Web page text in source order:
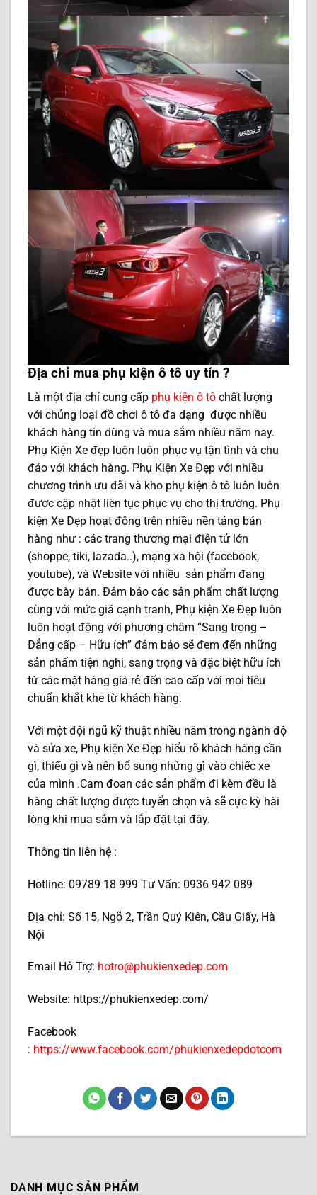
Địa chỉ mua phụ kiện ô tô uy tín ?
Là một địa chỉ cung cấp phụ kiện ô tô chất lượng
với chủng loại đồ chơi ô tô đa dạng được nhiều
khách hàng tin dùng và mua sắm nhiều năm nay.
Phụ Kiện Xe đẹp luôn luôn phục vụ tận tình và chu
đáo với khách hàng. Phụ Kiện Xe Đẹp với nhiều
chương trình ưu đãi và kho phụ kiện ô tô luôn luôn
được cập nhật liên tục phục vụ cho thị trường. Phụ
kiện Xe Đẹp hoạt động trên nhiều nền tảng bán
hàng như : các trang thương mại điện tử lớn
(shoppe, tiki, lazada..), mạng xa hội (facebook,
youtube), và Website với nhiều sản phẩm đang
được bày bán. Đảm bảo các sản phẩm chất lượng
cùng với mức giá cạnh tranh, Phụ kiện Xe Đẹp luôn
luôn hoạt động với phương châm “Sang trọng –
Đẳng cấp – Hữu ích” đảm bảo sẽ đem đến những
sản phẩm tiện nghi, sang trọng và đặc biệt hữu ích
từ các mặt hàng giá rẻ đến cao cấp với mọi tiêu
chuẩn khắt khe từ khách hàng.
Với một đội ngũ kỹ thuật nhiều năm trong ngành độ
và sửa xe, Phụ kiện Xe Đẹp hiểu rõ khách hàng cần
gì, thiếu gì và nên bổ sung những gì vào chiếc xe
của mình .Cam đoan các sản phẩm đi kèm đều là
hàng chất lượng được tuyển chọn và sẽ cực kỳ hài
lòng khi mua sắm và lắp đặt tại đây.
Thông tin liên hệ :
Hotline: 09789 18 999 Tư Vấn: 0936 942 089
Địa chỉ: Số 15, Ngõ 2, Trần Quý Kiên, Cầu Giấy, Hà
Nội
Email Hỗ Trợ: hotro@phukienxedep.com
Website: https://phukienxedep.com/
Facebook
: https://www.facebook.com/phukienxedepdotcom
DANH MỤC SẢN PHẨM